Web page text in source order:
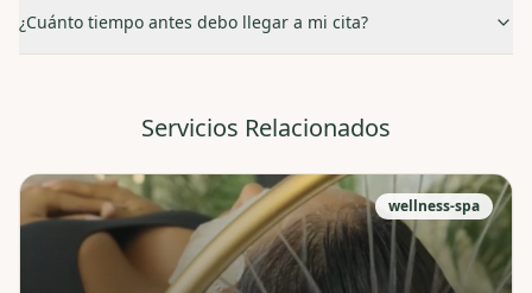
¿Cuánto tiempo antes debo llegar a mi cita?
Servicios Relacionados
wellness-spa